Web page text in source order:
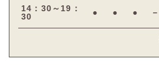
14：30～19：
30
● ● ● －